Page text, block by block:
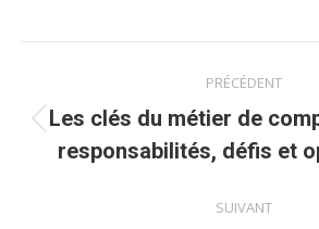
article
PRÉCÉDENT
Article
Les clés du métier de
responsabilités, défis et
SUIVANT